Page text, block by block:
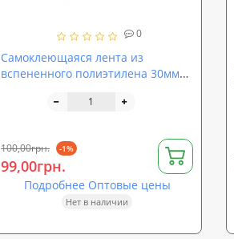
0
Самоклеющаяся лента из
вспененного полиэтилена 30мм
100,00грн. -1%
99,00грн.
Подробнее Оптовые цены
Нет в наличии